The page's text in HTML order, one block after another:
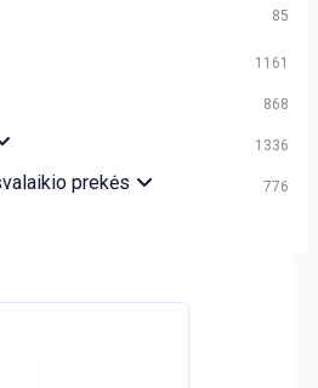
85
1161
868
1336
prekės 776